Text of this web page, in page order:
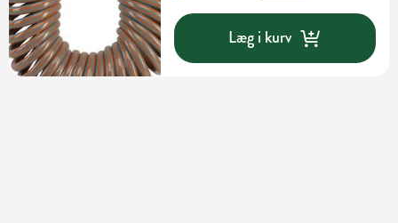
Læg i kurv